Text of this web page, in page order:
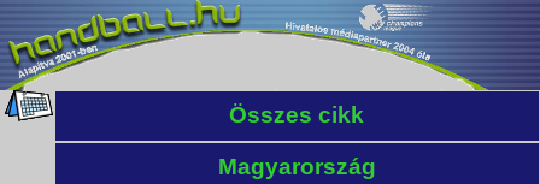
Összes cikk
Magyarország